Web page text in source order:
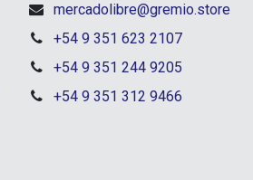
mercadolibre@gremio.store
+54 9 351 623 2107
+54 9 351 244 9205
+54 9 351 312 9466